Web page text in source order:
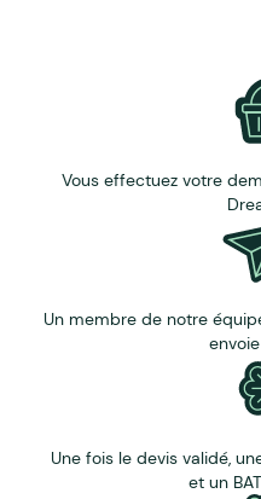
Vous effectuez votre
Un membre de notre
Une fois le devis validé,
et un